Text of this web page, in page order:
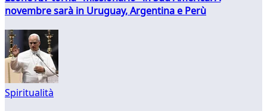
novembre sarà in Uruguay, Argentina e Perù
Spiritualità